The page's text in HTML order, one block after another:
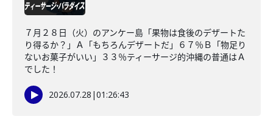
７月２８日（火）のアンケー島「果物は食後のデザートた
り得るか？」Ａ「もちろんデザートだ」６７％Ｂ「物足り
ないお菓子がいい」３３％ティーサージ的沖縄の普通はＡ
でした！
2026.07.28 |01:26:43